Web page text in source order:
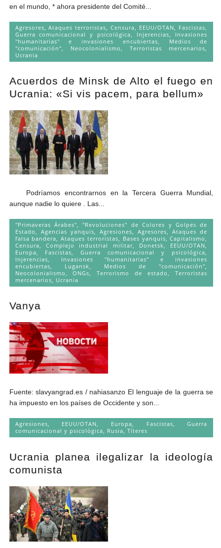
en el mundo, * ahora presidente del Comité...
Agresores ,Ataques terroristas ,Censura EEUU/OTAN Fascistas
Guerra comunicacional y psicológica
Injerencias
Invasiones
"humanitarias" e invasiones encubiertas
Medios de
"comunicación"
Neocolonialismo ,Terroristas mercenarios
Ucrania
Acuerdos de Minsk de Alto el fuego en
Ucrania: «Si vis pacem, para bellum»
Podríamos encontrarnos en la Tercera Guerra Mundial,
aunque nadie lo quiere . Las...
"Primaveras Árabes", "Revoluciones" de Colores y Golpes de
Estado
Agencias yanquis Agresiones ,Agresores ,Ataques de
falsa bandera ,Ataques terroristas Bases yanquis ,Capitalismo
Censura
Complejo industrial militar, Donetsk EEUU/OTAN
Europa
Fascistas ,Guerra comunicacional y psicológica
Injerencias
Invasiones "humanitarias" e invasiones
encubiertas
Lugansk Medios de "comunicación"
Neocolonialismo
,ONGs ,Terrorismo de estado ,Terroristas
mercenarios
Ucrania
Vanya
Fuente: slavyangrad.es / nahiasanzo El lenguaje de la guerra se
ha impuesto en los países de Occidente y son...
Agresiones, EEUU/OTAN, Europa, Fascistas,Guerra
comunicacional y psicológica, Rusia, Títeres
Ucrania planea ilegalizar la ideología
comunista